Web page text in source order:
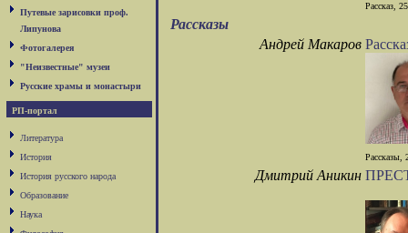
Путевые зарисовки проф.
Липунова
Фотогалерея
"Неизвестные" музеи
Русские храмы и монастыри
РП-портал
Литература
История
История русского народа
Образование
Наука
Рассказ,
Рассказы
Андрей Макаров
Рассказы,
Дмитрий Аникин